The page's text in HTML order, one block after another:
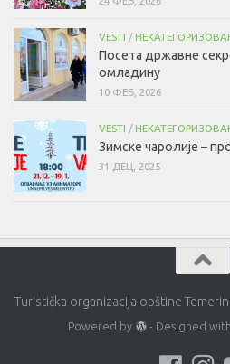
VESTI /
Посета државне
омладину
10 ФЕБ, 2026
VESTI /
Зимске чаролије –
31 ДЕЦ, 2025
Turistička organizacija opštine
Powered by - Designed